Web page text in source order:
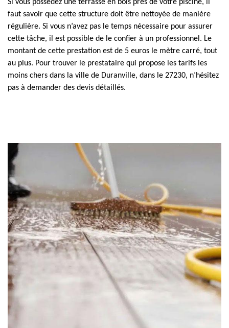
Si vous possédez une terrasse en bois près de votre piscine, il
faut savoir que cette structure doit être nettoyée de manière
régulière. Si vous n’avez pas le temps nécessaire pour assurer
cette tâche, il est possible de le confier à un professionnel. Le
montant de cette prestation est de 5 euros le mètre carré, tout
au plus. Pour trouver le prestataire qui propose les tarifs les
moins chers dans la ville de Duranville, dans le 27230, n’hésitez
pas à demander des devis détaillés.